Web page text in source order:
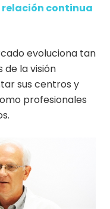
relación continua
evoluciona tan
de la visión
sus centros y
profesionales